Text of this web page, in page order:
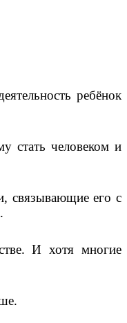
ребёнок
стать человеком и
связывающие его с
И хотя многие